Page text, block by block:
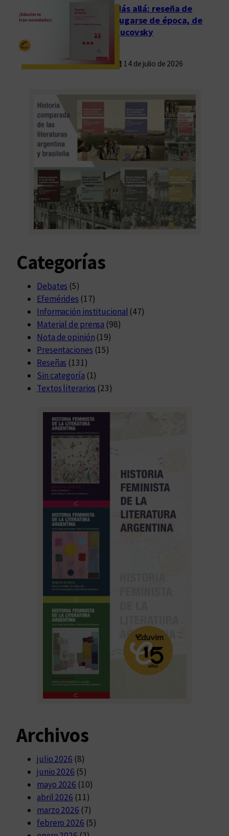
Más allá: reseña de
Fugarse de época, de
Rucovsky
14 de julio de 2026
Categorías
Debates (5)
Efemérides (17)
Información institucional (47)
Material de prensa (98)
Nota de opinión (19)
Presentaciones (15)
Reseñas (131)
Sin categoría (1)
Textos literarios (23)
Archivos
julio 2026 (8)
junio 2026 (5)
mayo 2026 (10)
abril 2026 (11)
marzo 2026 (7)
febrero 2026 (5)